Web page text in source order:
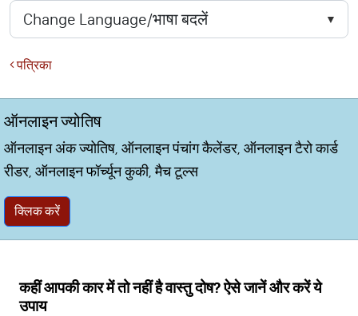
पत्रिका
ऑनलाइन ज्योतिष
ऑनलाइन अंक ज्योतिष, ऑनलाइन पंचांग कैलेंडर, ऑनलाइन टैरो कार्ड
रीडर, ऑनलाइन फॉर्च्यून कुकी, मैच टूल्स
क्लिक करें
कहीं आपकी कार में तो नहीं है वास्तु दोष? ऐसे जानें और करें ये
उपाय